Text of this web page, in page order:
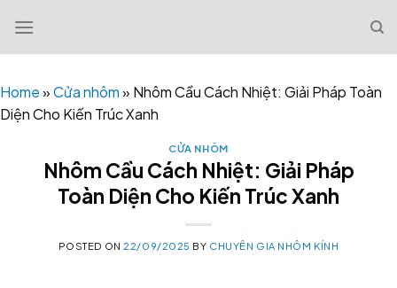
content
Home»Cửa nhôm» Nhôm Cầu Cách Nhiệt: Giải Pháp Toàn
Diện Cho Kiến Trúc Xanh
CỬA NHÔM
Nhôm Cầu Cách Nhiệt: Giải Pháp
Toàn Diện Cho Kiến Trúc Xanh
POSTED ON22/09/2025 BY CHUYÊN GIA NHÔM KÍNH